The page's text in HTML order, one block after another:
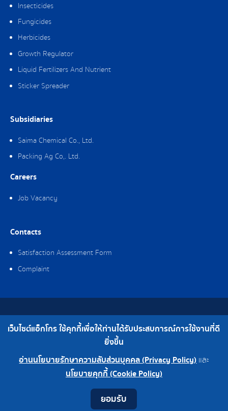
Insecticides
Fungicides
Herbicides
Growth Regulator
Liquid Fertilizers And Nutrient
Sticker Spreader
Subsidiaries
Saima Chemical Co., Ltd.
Packing Ag Co,. Ltd.
Careers
Job Vacancy
Contacts
Satisfaction Assessment Form
Complaint
Copyright © 2019 Ag-gro (Thailand) Co., Ltd. All Rights Reserved.
Telephone : 0-2308-2102 | Fax : 0-2308-2487
เว็บไซต์แอ็กโกร ใช้คุกกี้เพื่อให้ท่านได้รับประสบการณ์การใช้งานที่ดี
ยิ่งขึ้น
อ่านนโยบายรักษาความลับส่วนบุคคล (Privacy Policy) และ
นโยบายคุกกี้ (Cookie Policy)
ยอมรับ
0-2308-2102
Factory 0-2324-0515-6
ContactYoutube
LINE